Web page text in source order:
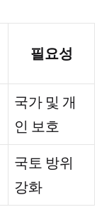
필요성
국가 및 개
인 보호
국토 방위
강화